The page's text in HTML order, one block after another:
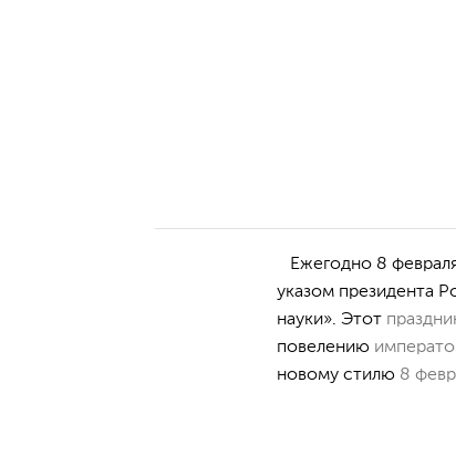
Ежегодно 8
указом президента
науки». Этот
повелению
новому стилю 8